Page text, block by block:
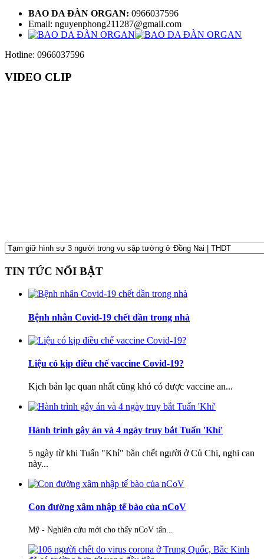
BAO DA ĐÀN ORGAN: 0966037596
Email: nguyenphong211287@gmail.com
Hotline: 0966037596
VIDEO CLIP
TIN TỨC NỔI BẬT
Bệnh nhân Covid-19 chết dần trong nhà
Liệu có kịp điều chế vaccine Covid-19?
Kịch bản lạc quan nhất cũng khó có được vaccine an...
Hành trình gây án và 4 ngày truy bắt Tuấn 'Khỉ'
5 ngày từ khi Tuấn "Khỉ" bắn chết người ở Củ Chi, nghi can
này...
Con đường xâm nhập tế bào của nCoV
Mỹ - Nghiên cứu mới cho thấy nCoV tấn...